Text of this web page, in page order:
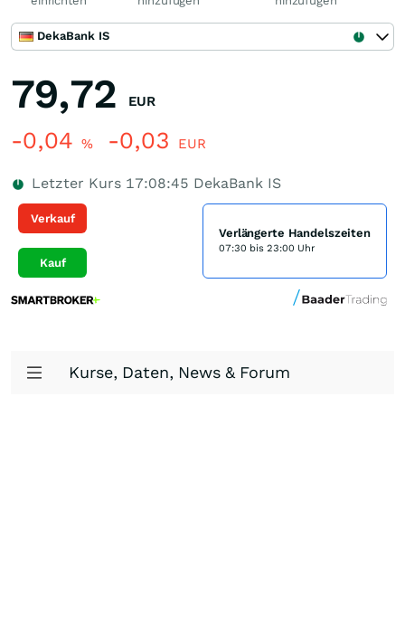
DekaBank IS
79,72 EUR
-0,04 % -0,03 EUR
Letzter Kurs 17:08:45 DekaBank IS
Verkauf
Kauf
Verlängerte Handelszeiten
07:30 bis 23:00 Uhr
Kurse, Daten, News & Forum